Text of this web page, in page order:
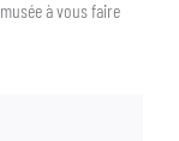
à vous faire